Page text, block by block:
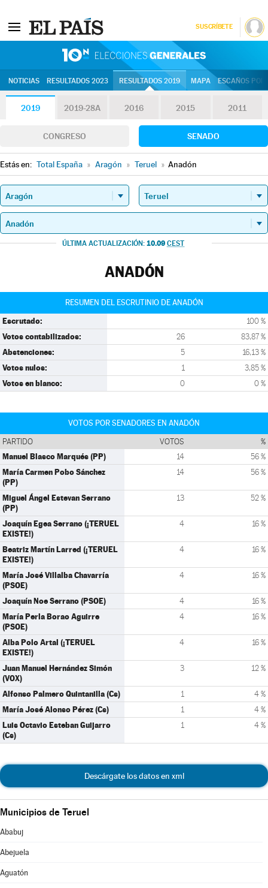
SUSCRÍBETE
NOTICIAS RESULTADOS 2023 RESULTADOS 2019 MAPA ESCAÑOS
2019 2019-28A 2016 2015 2011
CONGRESO SENADO
Estás en: Total España » Aragón » Teruel » Anadón
ÚLTIMA ACTUALIZACIÓN: 10.09 CEST
ANADÓN
RESUMEN DEL ESCRUTINIO DE ANADÓN
Escrutado: 100 %
Votos contabilizados: 26 83,87 %
Abstenciones: 5 16,13 %
Votos nulos: 1 3,85 %
Votos en blanco: 0 0 %
VOTOS POR SENADORES EN ANADÓN
PARTIDO VOTOS %
Manuel Blasco Marqués (PP) 14 56 %
María Carmen Pobo Sánchez
(PP)
14 56 %
Miguel Ángel Estevan Serrano
(PP)
13 52 %
Joaquín Egea Serrano (¡TERUEL
EXISTE!)
4 16 %
Beatriz Martín Larred (¡TERUEL
EXISTE!)
4 16 %
María José Villalba Chavarría
(PSOE)
4 16 %
Joaquín Noe Serrano (PSOE) 4 16 %
María Perla Borao Aguirre
(PSOE)
4 16 %
Alba Polo Artal (¡TERUEL
EXISTE!)
4 16 %
Juan Manuel Hernández Simón
(VOX)
3 12 %
Alfonso Palmero Quintanilla (Cs) 1 4 %
María José Alonso Pérez (Cs) 1 4 %
Luis Octavio Esteban Guijarro
(Cs)
1 4 %
Descárgate los datos en xml
Municipios de Teruel
Ababuj
Abejuela
Aguatón